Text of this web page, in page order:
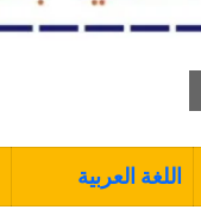
اللغة العربية